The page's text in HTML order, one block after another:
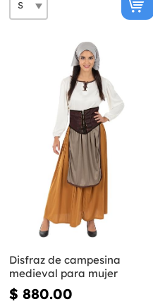
Disfraz de campesina
medieval para mujer
$ 880.00